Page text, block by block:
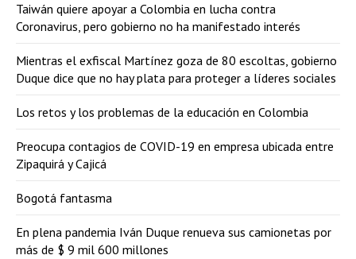
Taiwán quiere apoyar a Colombia en lucha contra
Coronavirus, pero gobierno no ha manifestado interés
Mientras el exfiscal Martínez goza de 80 escoltas, gobierno
Duque dice que no hay plata para proteger a líderes sociales
Los retos y los problemas de la educación en Colombia
Preocupa contagios de COVID-19 en empresa ubicada entre
Zipaquirá y Cajicá
Bogotá fantasma
En plena pandemia Iván Duque renueva sus camionetas por
más de $ 9 mil 600 millones